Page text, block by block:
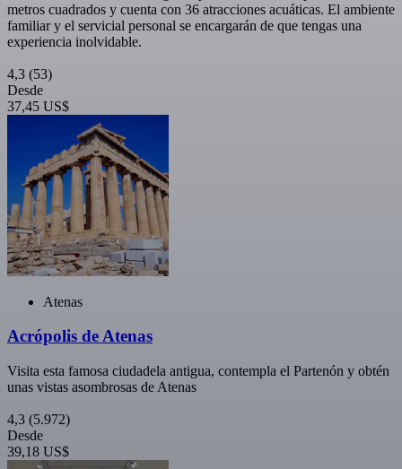
metros cuadrados y cuenta con 36 atracciones acuáticas. El ambiente
familiar y el servicial personal se encargarán de que tengas una
experiencia inolvidable.
4,3 (53)
Desde
37,45 US$
Atenas
Acrópolis de Atenas
Visita esta famosa ciudadela antigua, contempla el Partenón y obtén
unas vistas asombrosas de Atenas
4,3 (5.972)
Desde
39,18 US$